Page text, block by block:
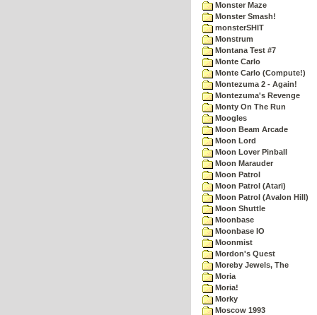
Monster Maze
Monster Smash!
monsterSHIT
Monstrum
Montana Test #7
Monte Carlo
Monte Carlo (Compute!)
Montezuma 2 - Again!
Montezuma's Revenge
Monty On The Run
Moogles
Moon Beam Arcade
Moon Lord
Moon Lover Pinball
Moon Marauder
Moon Patrol
Moon Patrol (Atari)
Moon Patrol (Avalon Hill)
Moon Shuttle
Moonbase
Moonbase IO
Moonmist
Mordon's Quest
Moreby Jewels, The
Moria
Moria!
Morky
Moscow 1993